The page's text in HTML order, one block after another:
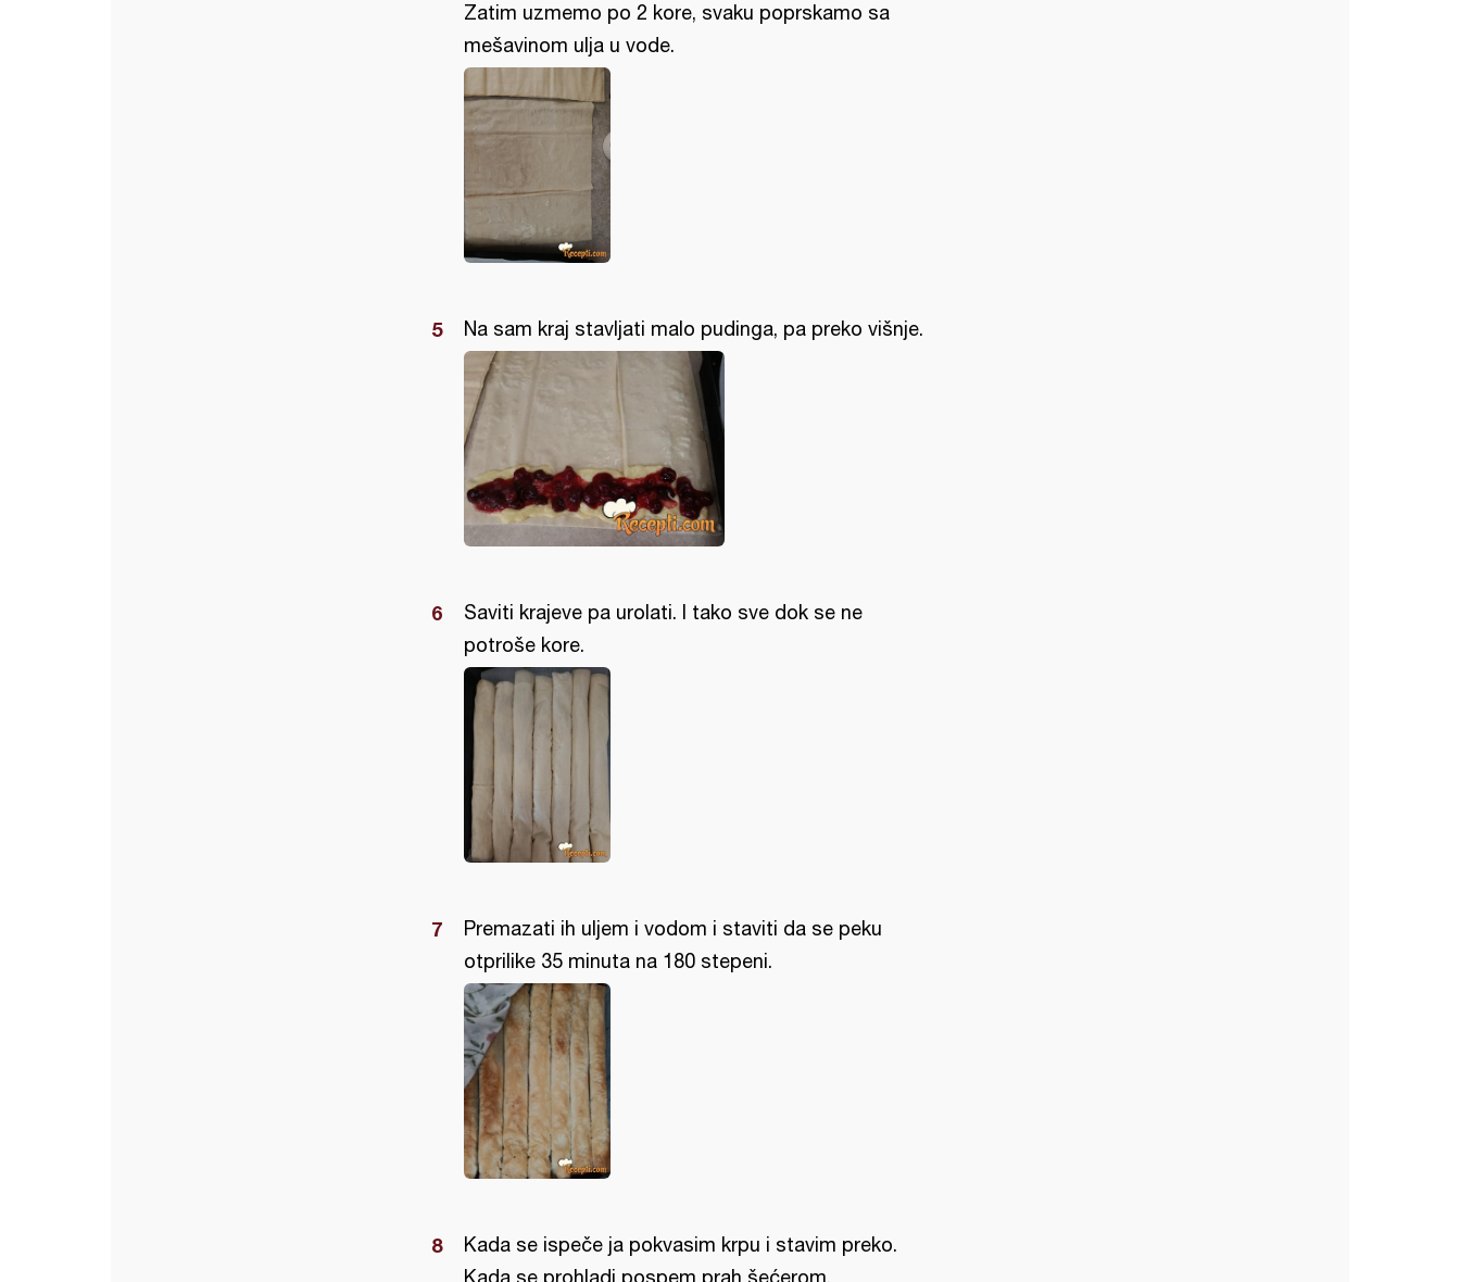
Zatim uzmemo po 2 kore, svaku poprskamo sa
mešavinom ulja u vode.
Na sam kraj stavljati malo pudinga, pa preko višnje.
Saviti krajeve pa urolati. I tako sve dok se ne
potroše kore.
Premazati ih uljem i vodom i staviti da se peku
otprilike 35 minuta na 180 stepeni.
Kada se ispeče ja pokvasim krpu i stavim preko.
Kada se prohladi pospem prah šećerom.